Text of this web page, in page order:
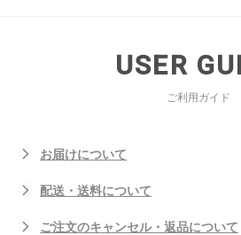
USER
ご利用ガイド
お届けについて
配送・送料について
ご注文のキャンセル・返品について